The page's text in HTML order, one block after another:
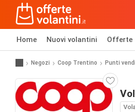
Home Nuovi volantini Offerte
Negozi Coop Trentino Punti